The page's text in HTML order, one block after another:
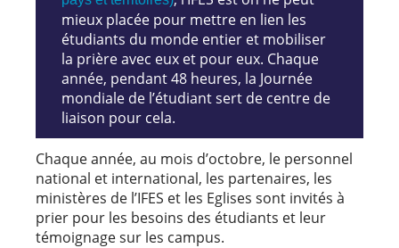
mieux placée pour mettre en lien les
étudiants du monde entier et mobiliser
la prière avec eux et pour eux. Chaque
année, pendant 48 heures, la Journée
mondiale de l’étudiant sert de centre de
liaison pour cela.
Chaque année, au mois d’octobre, le personnel
national et international, les partenaires, les
ministères de l’IFES et les Eglises sont invités à
prier pour les besoins des étudiants et leur
témoignage sur les campus.